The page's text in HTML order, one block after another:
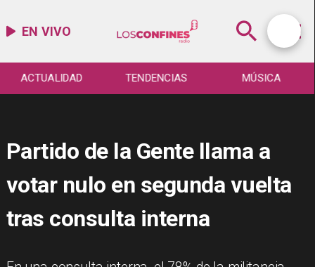
EN VIVO
ACTUALIDAD TENDENCIAS MÚSICA
Partido de la Gente llama a
votar nulo en segunda vuelta
tras consulta interna